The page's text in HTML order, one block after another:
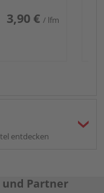
3,90 € / lfm
entdecken
Partner